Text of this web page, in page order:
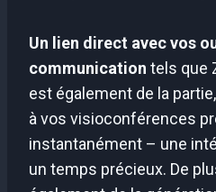
Un lien direct avec vos
communication tels que
est également de la
à vos visioconférences
instantanément – une
un temps précieux. De